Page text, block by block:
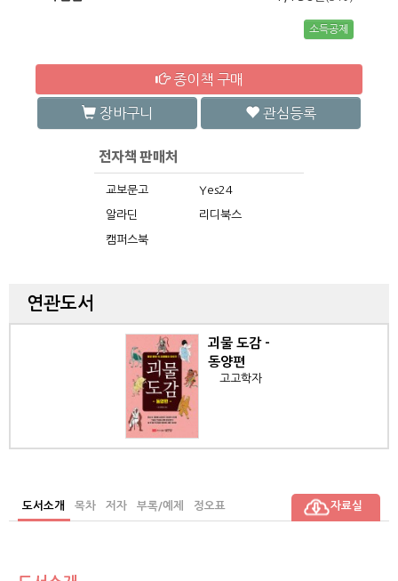
소득공제
종이책 구매
장바구니 관심등록
교보문고 Yes24
알라딘 리디북스
캠퍼스북
연관도서
괴물 도감 -
동양편
고고학자
도서소개 목차 저자 부록/예제 정오표 자료실